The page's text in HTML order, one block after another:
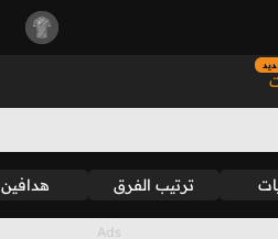
ترتيب الفرق هدافين